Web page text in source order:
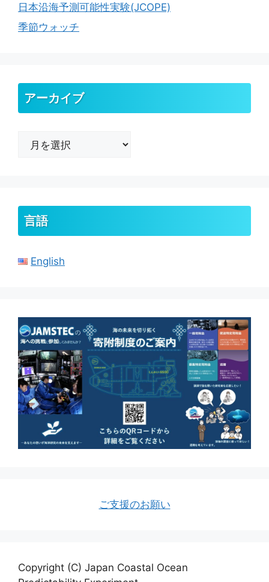
日本沿海予測可能性実験(JCOPE)
季節ウォッチ
アーカイブ
言語
English
ご支援のお願い
Copyright (C) Japan Coastal Ocean